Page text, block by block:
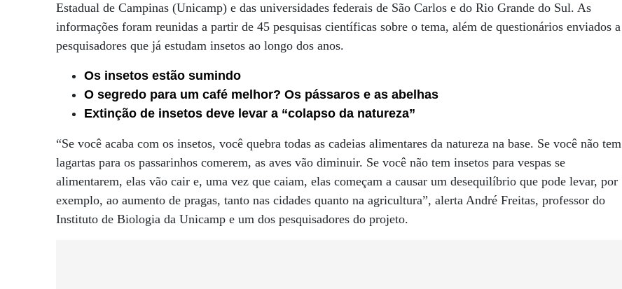
Estadual de Campinas (Unicamp) e das universidades federais de São Carlos e do Rio Grande do Sul. As
informações foram reunidas a partir de 45 pesquisas científicas sobre o tema, além de questionários enviados a
pesquisadores que já estudam insetos ao longo dos anos.
Os insetos estão sumindo
O segredo para um café melhor? Os pássaros e as abelhas
Extinção de insetos deve levar a “colapso da natureza”
“Se você acaba com os insetos, você quebra todas as cadeias alimentares da natureza na base. Se você não tem
lagartas para os passarinhos comerem, as aves vão diminuir. Se você não tem insetos para vespas se
alimentarem, elas vão cair e, uma vez que caiam, elas começam a causar um desequilíbrio que pode levar, por
exemplo, ao aumento de pragas, tanto nas cidades quanto na agricultura”, alerta André Freitas, professor do
Instituto de Biologia da Unicamp e um dos pesquisadores do projeto.